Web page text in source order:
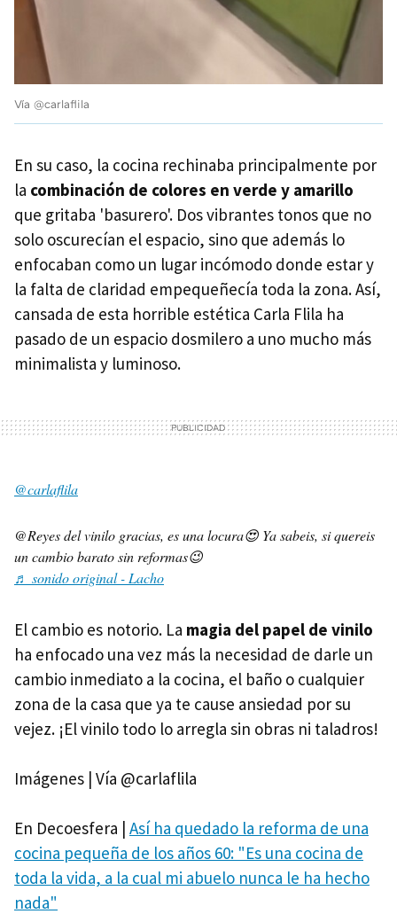
Vía @carlaflila
En su caso, la cocina rechinaba principalmente por
la combinación de colores en verde y amarillo
que gritaba 'basurero'. Dos vibrantes tonos que no
solo oscurecían el espacio, sino que además lo
enfocaban como un lugar incómodo donde estar y
la falta de claridad empequeñecía toda la zona. Así,
cansada de esta horrible estética Carla Flila ha
pasado de un espacio dosmilero a uno mucho más
minimalista y luminoso.
@carlaflila
@Reyes del vinilo gracias, es una locura😍 Ya sabeis, si quereis
un cambio barato sin reformas😉
♬ sonido original - Lacho
El cambio es notorio. La magia del papel de vinilo
ha enfocado una vez más la necesidad de darle un
cambio inmediato a la cocina, el baño o cualquier
zona de la casa que ya te cause ansiedad por su
vejez. ¡El vinilo todo lo arregla sin obras ni taladros!
Imágenes | Vía @carlaflila
En Decoesfera | Así ha quedado la reforma de una
cocina pequeña de los años 60: "Es una cocina de
toda la vida, a la cual mi abuelo nunca le ha hecho
nada"